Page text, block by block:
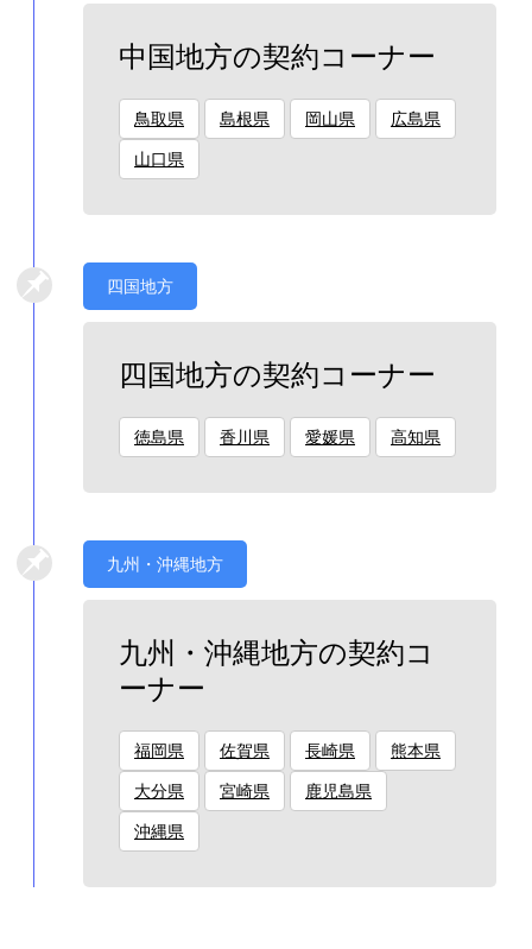
中国地方の契約コーナー
鳥取県 島根県 岡山県 広島県
山口県
四国地方
四国地方の契約コーナー
徳島県 香川県 愛媛県 高知県
九州・沖縄地方
九州・沖縄地方の契約コ
ーナー
福岡県 佐賀県 長崎県 熊本県
大分県 宮崎県 鹿児島県
沖縄県